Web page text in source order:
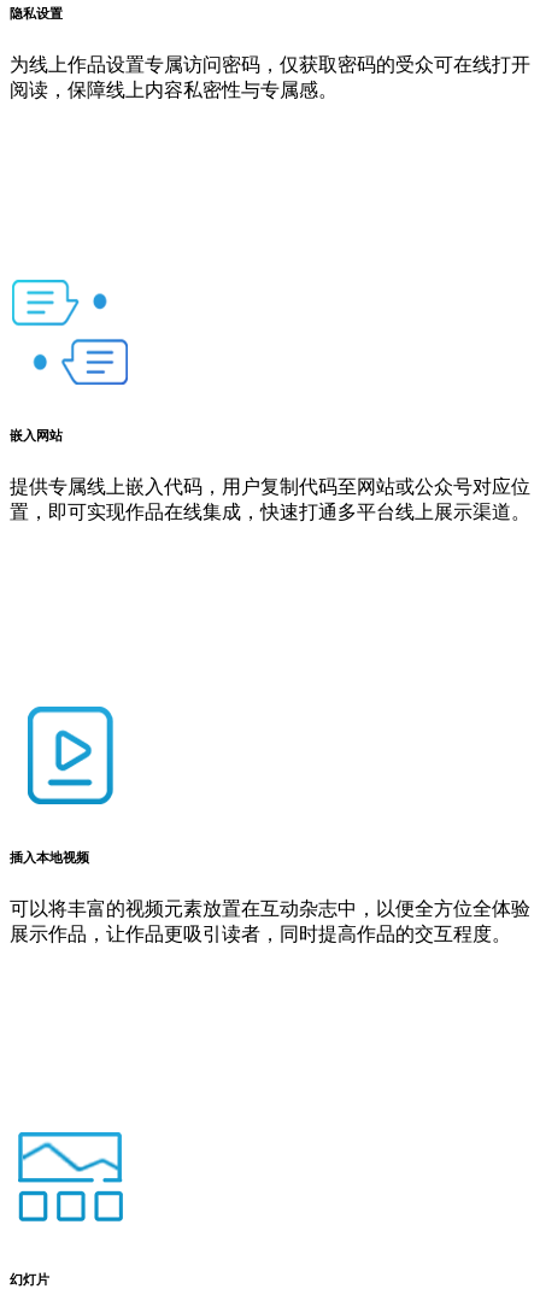
隐私设置
为线上作品设置专属访问密码，仅获取密码的受众可在线打开
阅读，保障线上内容私密性与专属感。
嵌入网站
提供专属线上嵌入代码，用户复制代码至网站或公众号对应位
置，即可实现作品在线集成，快速打通多平台线上展示渠道。
插入本地视频
可以将丰富的视频元素放置在互动杂志中，以便全方位全体验
展示作品，让作品更吸引读者，同时提高作品的交互程度。
幻灯片